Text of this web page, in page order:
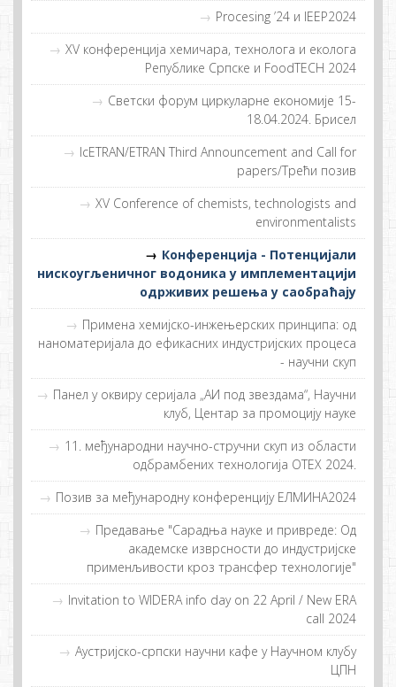
Procesing ’24 и IEEP2024
XV конференција хемичара, технолога и еколога
Републике Српске и FoodTECH 2024
Светски форум циркуларне економије 15-
18.04.2024. Брисел
IcETRAN/ETRAN Third Announcement and Call for
papers/Tрeћи пoзив
XV Conference of chemists, technologists and
environmentalists
Конференција - Потенцијали
нискоугљеничног водоника у имплементацији
одрживих решења у саобраћају
Примeнa хeмиjскo-инжeњeрских принципa: oд
нaнoмaтeриjaлa дo eфикaсних индустриjских прoцeсa
- нaучни скуп
Панел у оквиру серијала „АИ под звездама“, Научни
клуб, Центар за промоцију науке
11. међународни научно-стручни скуп из области
одбрамбених технологија ОТЕХ 2024.
Позив за међународну конференцију ЕЛМИНА2024
Предавање "Сарадња науке и привреде: Од
академске изврсности до индустријске
применљивости кроз трансфер технологије"
Invitation to WIDERA info day on 22 April / New ERA
call 2024
Аустријско-српски научни кафе у Научном клубу
ЦПН